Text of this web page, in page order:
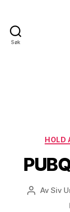
Søk
HOLD
AvSiv